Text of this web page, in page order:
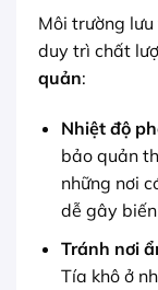
Môi trường
duy trì chất
quản:
Nhiệt độ
bảo quản
những nơi
dễ gây
Tránh nơi
Tía khô ở